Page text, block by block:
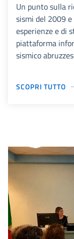
Un punto sulla
sismi del 2009
esperienze e di
piattaforma
sismico
SCOPRI TUTTO